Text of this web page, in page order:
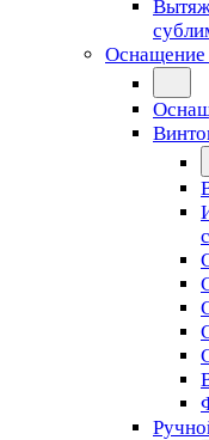
Оснащение